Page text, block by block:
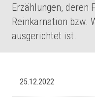
Erzählungen, deren
Reinkarnation bzw.
ausgerichtet ist.
25.12.2022